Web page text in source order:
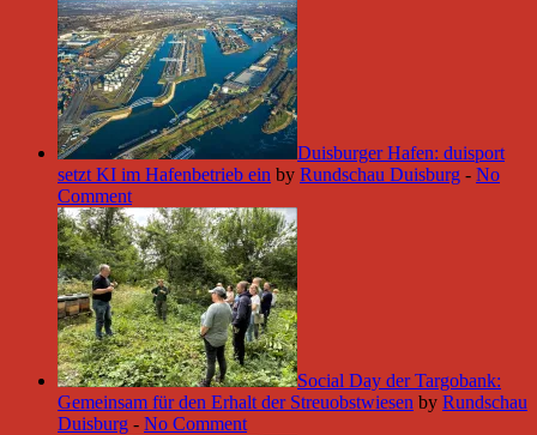
Duisburger Hafen: duisport
setzt KI im Hafenbetrieb ein by Rundschau Duisburg - No
Comment
Social Day der Targobank:
Gemeinsam für den Erhalt der Streuobstwiesen by Rundschau
Duisburg - No Comment